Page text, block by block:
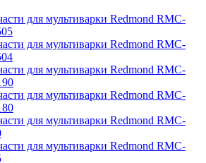
для мультиварки Redmond RMC-
для мультиварки Redmond RMC-
для мультиварки Redmond RMC-
для мультиварки Redmond RMC-
для мультиварки Redmond RMC-
для мультиварки Redmond RMC-